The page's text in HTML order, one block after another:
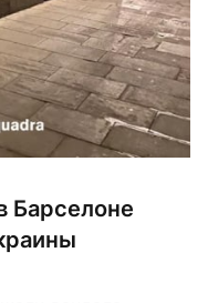
Барселоне